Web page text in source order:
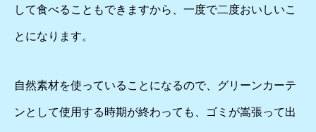
して食べることもできますから、一度で二度おいしいこ
とになります。
自然素材を使っていることになるので、グリーンカーテ
ンとして使用する時期が終わっても、ゴミが嵩張って出